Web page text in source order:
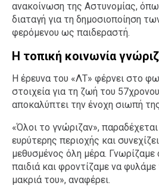
ανακοίνωση της Αστυνομίας,
διαταγή για τη δημοσιοποίηση
φερόμενου ως παιδεραστή.
Η τοπική κοινωνία
Η έρευνα του «ΛΤ» φέρνει στο
στοιχεία για τη ζωή του
αποκαλύπτει την ένοχη σιωπή
«Όλοι το γνώριζαν»,
ευρύτερης περιοχής και
μεθυσμένος όλη μέρα. Γνωρίζαμε
παιδιά και φροντίζαμε να
μακριά του», αναφέρει.